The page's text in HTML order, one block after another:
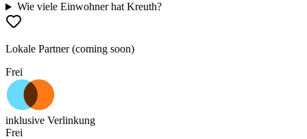
Wie viele Einwohner hat Kreuth?
Lokale Partner (coming soon)
Frei
inklusive Verlinkung
Frei